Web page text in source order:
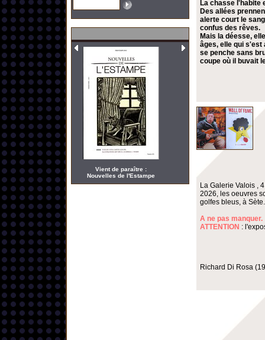
Vient de paraître :
Nouvelles de l'Estampe
La chasse l'habite
Des allées
alerte court le
confus des rêves.
Mais la déesse,
âges, elle qui s'est
se penche sans
coupe où il buvait
La Galerie Valois ,
2026, les oeuvres
golfes bleus, à Sète.
A ne pas manquer.
ATTENTION :
Richard Di Rosa